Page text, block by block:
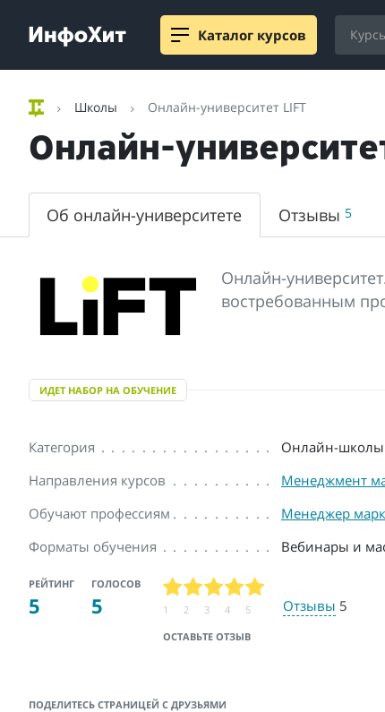
Каталог курсов
Школы Онлайн-университет LIFT
Онлайн-
Об онлайн-университете Отзывы 5
Онлайн-
востребованным
ИДЕТ НАБОР НА ОБУЧЕНИЕ
Категория
Онлайн-школы
Направления курсов
Менеджмент
Обучают профессиям Менеджер
Форматы обучения Вебинары и
РЕЙТИНГ
5
ГОЛОСОВ
5
ОСТАВЬТЕ ОТЗЫВ
1 2 3 4 5 Отзывы 5
ПОДЕЛИТЕСЬ СТРАНИЦЕЙ С ДРУЗЬЯМИ